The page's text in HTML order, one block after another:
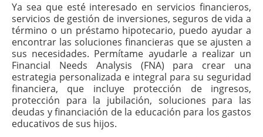
Ya sea que esté interesado en servicios financieros,
servicios de gestión de inversiones, seguros de vida a
término o un préstamo hipotecario, puedo ayudar a
encontrar las soluciones financieras que se ajusten a
sus necesidades. Permítame ayudarle a realizar un
Financial Needs Analysis (FNA) para crear una
estrategia personalizada e integral para su seguridad
financiera, que incluye protección de ingresos,
protección para la jubilación, soluciones para las
deudas y financiación de la educación para los gastos
educativos de sus hijos.